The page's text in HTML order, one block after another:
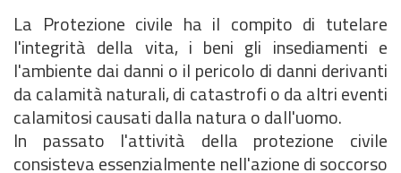
La Protezione civile ha il compito di tutelare
l'integrità della vita, i beni gli insediamenti e
l'ambiente dai danni o il pericolo di danni derivanti
da calamità naturali, di catastrofi o da altri eventi
calamitosi causati dalla natura o dall'uomo.
In passato l'attività della protezione civile
consisteva essenzialmente nell'azione di soccorso